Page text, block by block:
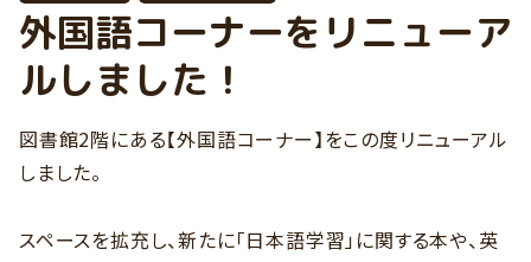
外国語コーナーをリニューア
ルしました！
図書館2階にある【外国語コーナー】をこの度リニューアル
しました。
スペースを拡充し、新たに「日本語学習」に関する本や、英